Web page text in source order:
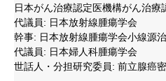
日本がん治療認定医機構がん治療
代議員: 日本放射線腫瘍学会
幹事: 日本放射線腫瘍学会小線源
代議員: 日本婦人科腫瘍学会
世話人・分担研究委員: 前立腺癌